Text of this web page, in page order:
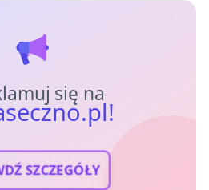
się na
SZCZEGÓŁY